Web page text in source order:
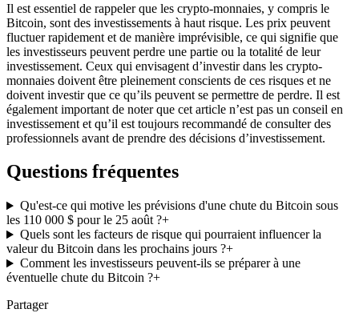
Il est essentiel de rappeler que les crypto-monnaies, y compris le
Bitcoin, sont des investissements à haut risque. Les prix peuvent
fluctuer rapidement et de manière imprévisible, ce qui signifie que
les investisseurs peuvent perdre une partie ou la totalité de leur
investissement. Ceux qui envisagent d’investir dans les crypto-
monnaies doivent être pleinement conscients de ces risques et ne
doivent investir que ce qu’ils peuvent se permettre de perdre. Il est
également important de noter que cet article n’est pas un conseil en
investissement et qu’il est toujours recommandé de consulter des
professionnels avant de prendre des décisions d’investissement.
Questions fréquentes
Qu'est-ce qui motive les prévisions d'une chute du Bitcoin sous
les 110 000 $ pour le 25 août ?+
Quels sont les facteurs de risque qui pourraient influencer la
valeur du Bitcoin dans les prochains jours ?+
Comment les investisseurs peuvent-ils se préparer à une
éventuelle chute du Bitcoin ?+
Partager